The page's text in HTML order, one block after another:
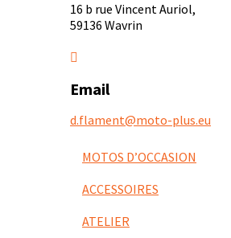
16 b rue Vincent Auriol,
59136 Wavrin
Email
d.flament@moto-plus.eu
MOTOS D’OCCASION
ACCESSOIRES
ATELIER